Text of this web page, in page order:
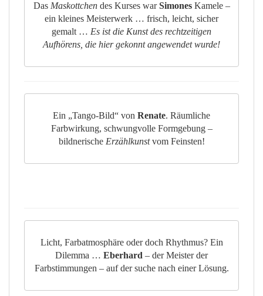
Das Maskottchendes Kurses warSimonesKamele –
ein kleines Meisterwerk … frisch, leicht, sicher
gemalt … Es ist die Kunst des rechtzeitigen
Aufhörens, die hier gekonnt angewendet wurde!
Ein „Tango-Bild“ von Renate. Räumliche
Farbwirkung, schwungvolle Formgebung –
bildnerische Erzählkunstvom Feinsten!
Licht, Farbatmosphäre oder doch Rhythmus? Ein
Dilemma … Eberhard – der Meister der
Farbstimmungen – auf der suche nach einer Lösung.